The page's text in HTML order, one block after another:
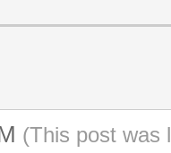
(This post was